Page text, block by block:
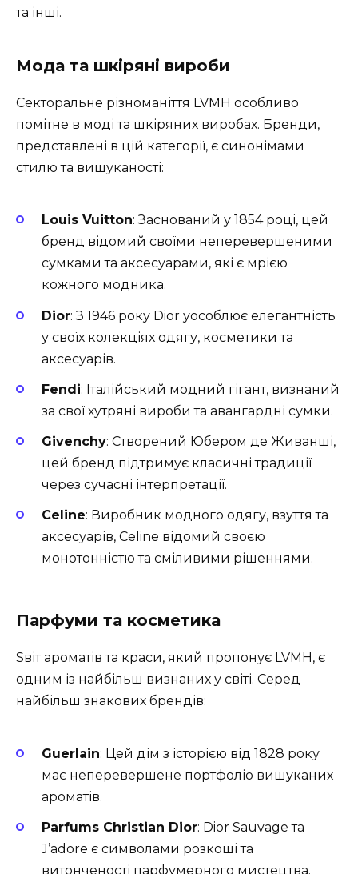
та інші.
Мода та шкіряні вироби
Секторальне різноманіття LVMH особливо
помітне в моді та шкіряних виробах. Бренди,
представлені в цій категорії, є синонімами
стилю та вишуканості:
Louis Vuitton: Заснований у 1854 році, цей
бренд відомий своїми неперевершеними
сумками та аксесуарами, які є мрією
кожного модника.
Dior: З 1946 року Dior уособлює елегантність
у своїх колекціях одягу, косметики та
аксесуарів.
Fendi: Італійський модний гігант, визнаний
за свої хутряні вироби та авангардні сумки.
Givenchy: Створений Юбером де Живанші,
цей бренд підтримує класичні традиції
через сучасні інтерпретації.
Celine: Виробник модного одягу, взуття та
аксесуарів, Celine відомий своєю
монотонністю та сміливими рішеннями.
Парфуми та косметика
Sвіт ароматів та краси, який пропонує LVMH, є
одним із найбільш визнаних у світі. Серед
найбільш знакових брендів:
Guerlain: Цей дім з історією від 1828 року
має неперевершене портфоліо вишуканих
ароматів.
Parfums Christian Dior: Dior Sauvage та
J’adore є символами розкоші та
витонченості парфумерного мистецтва.